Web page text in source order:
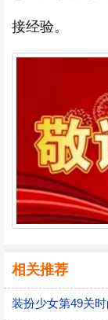
接经验。
相关推荐
装扮少女第49关